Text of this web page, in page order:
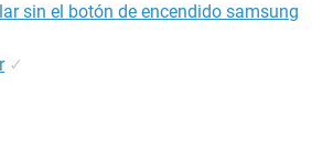
sin el botón de encendido samsung
✓